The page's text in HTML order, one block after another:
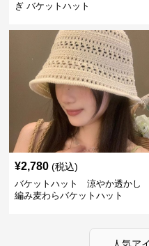
ぎ バケットハット
¥2,780 (税込)
バケットハット 涼やか透かし
編み麦わらバケットハット